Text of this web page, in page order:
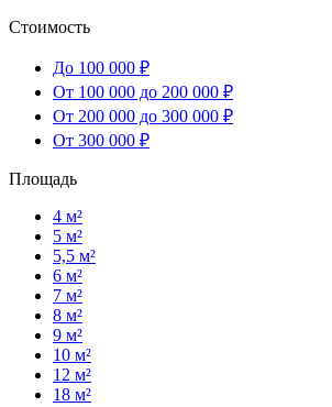
Стоимость
До 100 000 ₽
От 100 000 до 200 000 ₽
От 200 000 до 300 000 ₽
От 300 000 ₽
Площадь
4 м²
5 м²
5,5 м²
6 м²
7 м²
8 м²
9 м²
10 м²
12 м²
18 м²